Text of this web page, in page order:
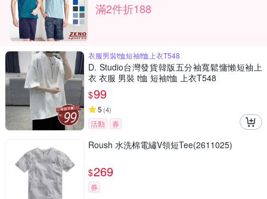
滿2件折188
衣服男裝t恤短袖t恤上衣T548
D. Studio台灣發貨韓版五分袖寬鬆慵懶短袖上
衣 衣服 男裝 t恤 短袖t恤 上衣T548
$99
5 (4)
活動 券
Roush 水洗棉電繡V領短Tee(2611025)
$269
券